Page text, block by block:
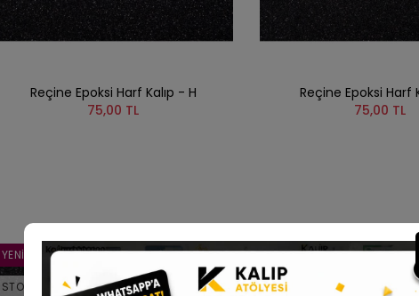
Reçine Epoksi Harf Kalıp - H
75,00 TL
Reçine Epoksi Harf
75,00 TL
YENI
STOKTA YOK
YENI
STOKTA YOK